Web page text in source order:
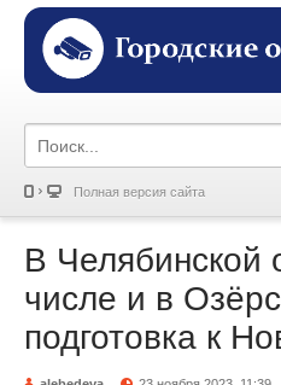
Полная версия сайта
В Челябинской
числе и в
подготовка к